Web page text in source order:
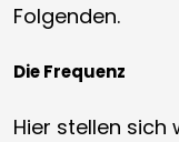
Folgenden.
Die Frequenz
Hier stellen sich